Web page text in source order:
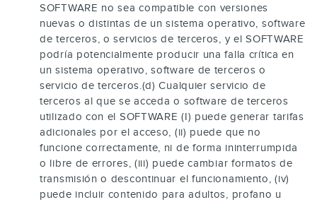
SOFTWARE no sea compatible con versiones
nuevas o distintas de un sistema operativo, software
de terceros, o servicios de terceros, y el SOFTWARE
podría potencialmente producir una falla crítica en
un sistema operativo, software de terceros o
servicio de terceros.(d) Cualquier servicio de
terceros al que se acceda o software de terceros
utilizado con el SOFTWARE (I) puede generar tarifas
adicionales por el acceso, (ii) puede que no
funcione correctamente, ni de forma ininterrumpida
o libre de errores, (iii) puede cambiar formatos de
transmisión o descontinuar el funcionamiento, (iv)
puede incluir contenido para adultos, profano u